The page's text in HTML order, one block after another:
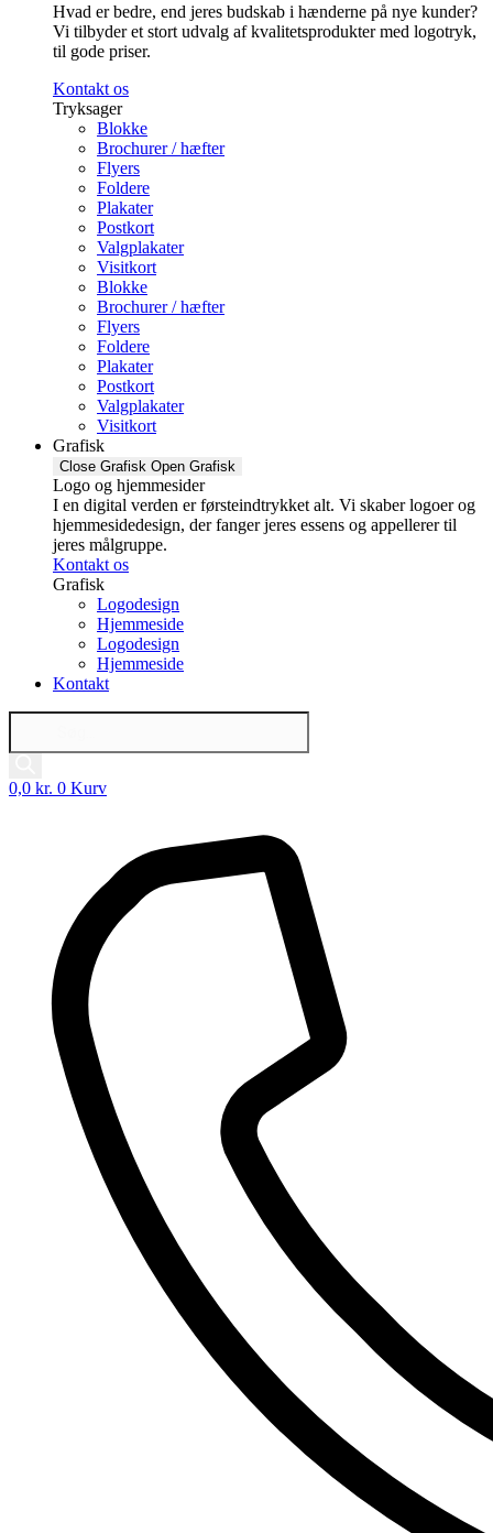
Hvad er bedre, end jeres budskab i hænderne på nye kunder?
Vi tilbyder et stort udvalg af kvalitetsprodukter med logotryk,
til gode priser.
Kontakt os
Tryksager
Blokke
Brochurer / hæfter
Flyers
Foldere
Plakater
Postkort
Valgplakater
Visitkort
Blokke
Brochurer / hæfter
Flyers
Foldere
Plakater
Postkort
Valgplakater
Visitkort
Grafisk
Close Grafisk Open Grafisk
Logo og hjemmesider
I en digital verden er førsteindtrykket alt. Vi skaber logoer og
hjemmesidedesign, der fanger jeres essens og appellerer til
jeres målgruppe.
Kontakt os
Grafisk
Logodesign
Hjemmeside
Logodesign
Hjemmeside
Kontakt
Products
0,0 kr. 0 Kurv